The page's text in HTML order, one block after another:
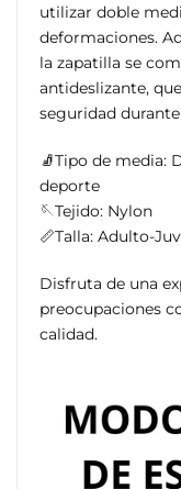
utilizar doble
deformaciones.
la zapatilla se
antideslizante,
seguridad
🧦Tipo de media:
deporte
🪡Tejido: Nylon
📏Talla: Adulto-
Disfruta de una
preocupaciones
calidad.